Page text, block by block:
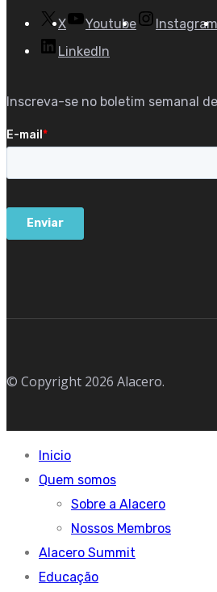
X Youtube Instagram
LinkedIn
Inscreva-se no boletim semanal
© Copyright 2026 Alacero.
Inicio
Quem somos
Sobre a Alacero
Nossos Membros
Alacero Summit
Educação